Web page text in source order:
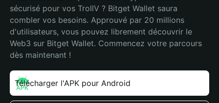
sécurisé pour vos TrollV ? Bitget Wallet saura
combler vos besoins. Approuvé par 20 millions
d'utilisateurs, vous pouvez librement découvrir le
Web3 sur Bitget Wallet. Commencez votre parcours
dès maintenant !
Télécharger l'APK pour Android